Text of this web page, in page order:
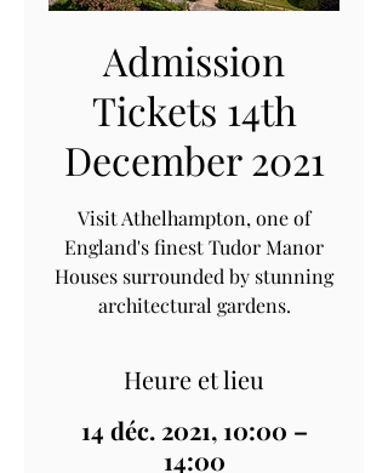
Admission
Tickets 14th
December 2021
Visit Athelhampton, one of
England's finest Tudor Manor
Houses surrounded by stunning
architectural gardens.
Heure et lieu
14 déc. 2021, 10:00 –
14:00